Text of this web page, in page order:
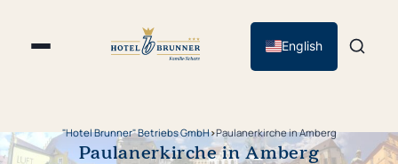
English
"Hotel Brunner" Betriebs GmbH›Paulanerkirche in Amberg
Paulanerkirche in Amberg